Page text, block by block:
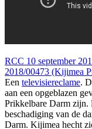
RCC 10 september
2018/00473 (Kijimea
Een televisiereclame.
aan een opgeblazen
Prikkelbare Darm zijn.
beschadiging van de
Darm. Kijimea hecht